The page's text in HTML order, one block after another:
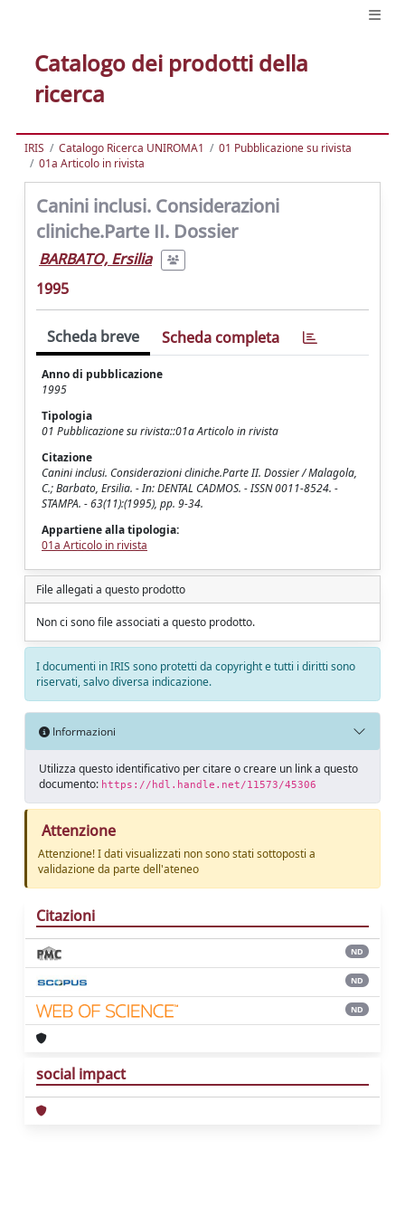
Catalogo dei prodotti della
ricerca
IRIS Catalogo Ricerca UNIROMA1
01 Pubblicazione su rivista
01a Articolo in rivista
Canini inclusi. Considerazioni
cliniche.Parte II. Dossier
BARBATO, Ersilia
1995
Scheda breve Scheda completa
Anno di pubblicazione
1995
Tipologia
01 Pubblicazione su rivista::01a Articolo in rivista
Citazione
Canini inclusi. Considerazioni cliniche.Parte II. Dossier / Malagola,
C.; Barbato, Ersilia. - In: DENTAL CADMOS. - ISSN 0011-8524. -
STAMPA. - 63(11):(1995), pp. 9-34.
Appartiene alla tipologia:
01a Articolo in rivista
File allegati a questo prodotto
Non ci sono file associati a questo prodotto.
I documenti in IRIS sono protetti da copyright e tutti i diritti sono
riservati, salvo diversa indicazione.
Informazioni
Utilizza questo identificativo per citare o creare un link a questo
documento: https://hdl.handle.net/11573/45306
Attenzione
Attenzione! I dati visualizzati non sono stati sottoposti a
validazione da parte dell'ateneo
Citazioni
ND
ND
ND
social impact